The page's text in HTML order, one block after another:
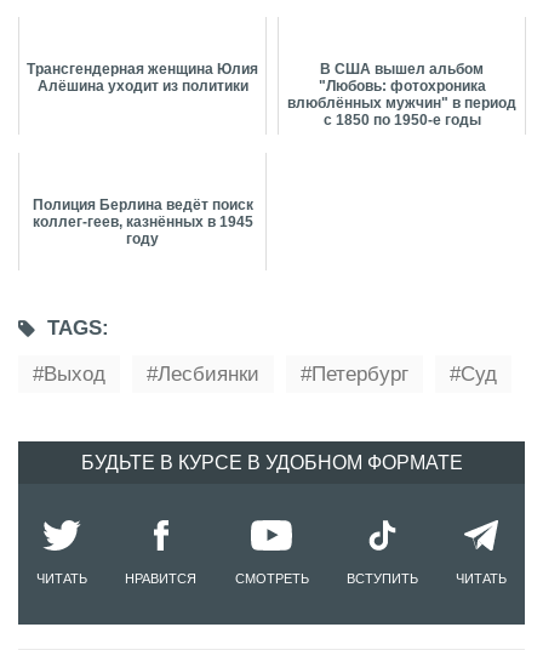
Трансгендерная женщина Юлия
Алёшина уходит из политики
В США вышел альбом
"Любовь: фотохроника
влюблённых мужчин" в период
с 1850 по 1950-е годы
Полиция Берлина ведёт поиск
коллег-геев, казнённых в 1945
году
TAGS:
Выход
Лесбиянки Петербург Суд
БУДЬТЕ В КУРСЕ В УДОБНОМ ФОРМАТЕ
ЧИТАТЬ НРАВИТСЯ СМОТРЕТЬ ВСТУПИТЬ ЧИТАТЬ